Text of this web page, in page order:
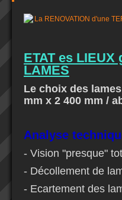
ETAT es
LAMES
Le choix des
mm x 2 400 mm /
Analyse
- Vision "presque"
- Décollement de
- Ecartement des